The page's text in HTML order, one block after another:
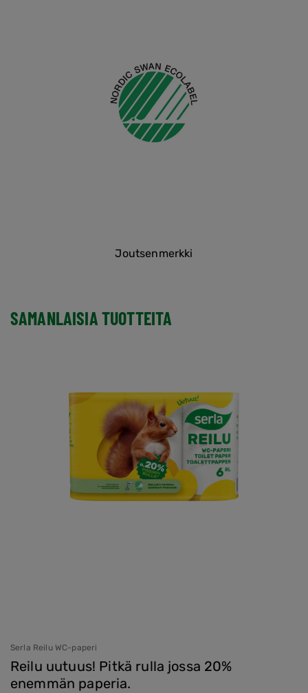
Joutsenmerkki
SAMANLAISIA TUOTTEITA
Serla Reilu WC-paperi
Reilu uutuus! Pitkä rulla jossa 20%
enemmän paperia.